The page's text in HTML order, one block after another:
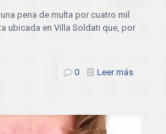
pena de multa por cuatro mil
ubicada en Villa Soldati que, por
0 Leer más